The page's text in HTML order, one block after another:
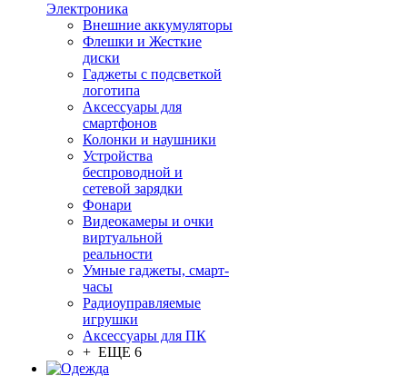
Электроника
Внешние аккумуляторы
Флешки и Жесткие
диски
Гаджеты с подсветкой
логотипа
Аксессуары для
смартфонов
Колонки и наушники
Устройства
беспроводной и
сетевой зарядки
Фонари
Видеокамеры и очки
виртуальной
реальности
Умные гаджеты, смарт-
часы
Радиоуправляемые
игрушки
Аксессуары для ПК
+ ЕЩЕ 6